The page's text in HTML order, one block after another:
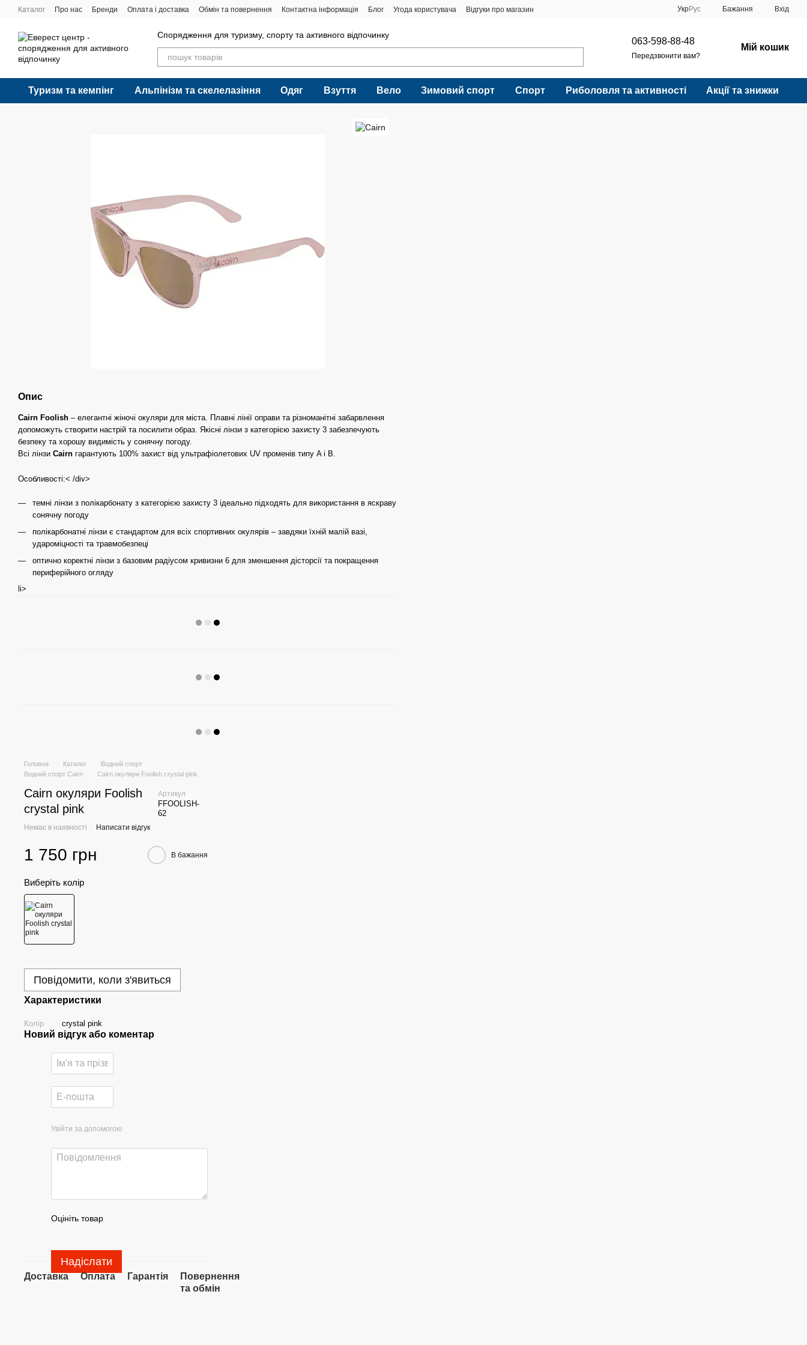
Перейти до основного контенту
Каталог Про нас Бренди Оплата і доставка Обмін та повернення Контактна інформація Блог Угода користувача Відгуки про магазин УкрРус Бажання Вхід
Спорядження для туризму, спорту та активного відпочинку
063-598-88-48
Передзвонити вам?
Мій кошик
Туризм та кемпінг Альпінізм та скелелазіння Одяг Взуття Вело Зимовий спорт Спорт Риболовля та активності Акції та знижки
Опис
Cairn Foolish – елегантні жіночі окуляри для міста. Плавні лінії оправи та різноманітні забарвлення
допоможуть створити настрій та посилити образ. Якісні лінзи з категорією захисту 3 забезпечують
безпеку та хорошу видимість у сонячну погоду.
Всі лінзи Cairn гарантують 100% захист від ультрафіолетових UV променів типу A і B.
Особливості:< /div>
темні лінзи з полікарбонату з категорією захисту 3 ідеально підходять для використання в яскраву
сонячну погоду
полікарбонатні лінзи є стандартом для всіх спортивних окулярів – завдяки їхній малій вазі,
удароміцності та травмобезпеці
оптично коректні лінзи з базовим радіусом кривизни 6 для зменшення дісторсії та покращення
периферійного огляду
li>
Головна Каталог
Водний спорт
Водний спорт Cairn
Cairn окуляри Foolish crystal pink
Cairn окуляри Foolish
crystal pink
Артикул
FFOOLISH-
62
Немає в наявності Написати відгук
1 750 грн В бажання
Виберіть колір
Повідомити, коли з'явиться
Характеристики
Колір crystal pink
Новий відгук або коментар
Увійти за допомогою
Оцініть товар
Надіслати
Доставка Оплата Гарантія
Повернення
та обмін